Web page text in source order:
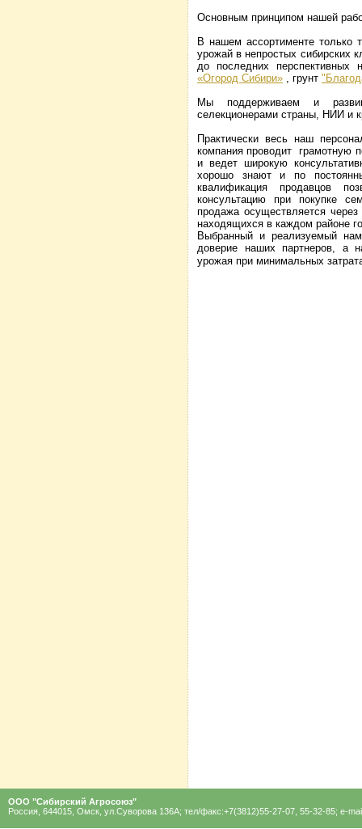
Основным принципом нашей
В нашем ассортименте только
урожай в непростых сибирских
до последних
«Огород Сибири» , грунт
Мы поддерживаем и
селекционерами страны, НИИ и
Практически весь наш
компания проводит грамотную
и ведет широкую
хорошо знают и по
квалификация продавцов
консультацию при покупке
продажа осуществляется
находящихся в каждом районе
Выбранный и реализуемый
доверие наших партнеров, а
урожая при минимальных
ООО "Сибирский Агроcоюз"
Россия, 644015, Омск, ул.Суворова 136A; тел/факс:+7(3812)55-27-07, 55-32-85; e-